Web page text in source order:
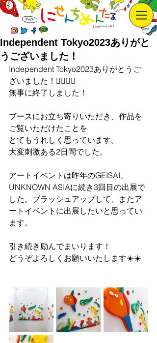
Independent Tokyo2023ありがと
うございました！
Independent Tokyo2023ありがとうご
ざいました！🙇‍♀️🙇‍♀️
無事に終了しました！
ブースにお立ち寄りいただき、作品を
ご覧いただけたことを
とてもうれしく思っています。
大変刺激ある2日間でした。
アートイベントは昨年のGEISAI、
UNKNOWN ASIAに続き3回目の出展で
した。ブラッシュアップして、またア
ートイベントに出展したいと思ってい
ます。
引き続き励んでまいります！
どうぞよろしくお願いいたします☀️☀️